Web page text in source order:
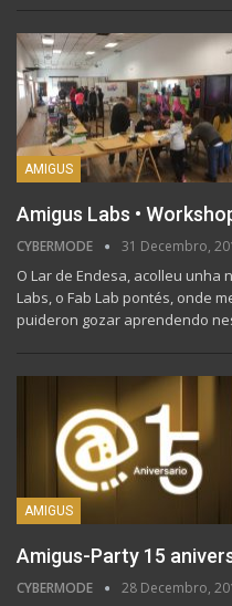
AMIGUS
Amigus Labs •
CYBERMODE 31 Decembro,
O Lar de Endesa, acolleu unha
Labs, o Fab Lab pontés, onde
puideron gozar aprendendo
AMIGUS
Amigus-Party 15
CYBERMODE 28 Decembro,